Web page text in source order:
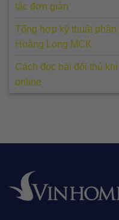
tác đơn giản
Tổng hợp kỹ thuật
Hoàng Long MCK
Cách đọc bài đối thủ
online